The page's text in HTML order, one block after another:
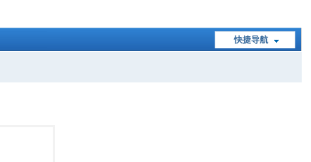
快捷导航